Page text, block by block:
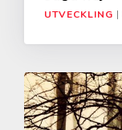
UTVECKLING |